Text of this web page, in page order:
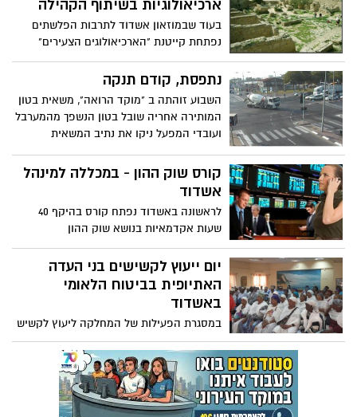
ארכיאולוגיות בשיתוף הקהילה
בעוד שבמוזאון אשדוד לתרבות הפלשתים
נפתחת קייטנת "הארכיאולוגים הצעירים"
מגיעים עמיתיהם המבוגרים ממכון
הארכיאולוגיה של אוניברסיטת תל אביב כדי
העיר הפלישתית בה כזכור נתגלו בתום עונת
החפירות הראשונה בשנת 2013 ממצאים
מרשימים-הקהילה מוזמנת להצטרף לחופרים.
נתפסת, קודם תנקה
השבוע זוהתה ב "מוקד הרואה", משאית בטון
המותירה אחריה שובל בטון הנשפך מהמערבל
ועובדי המפעל ניקו את נתיב המשאית
קורס שוק ההון - במכללה למינהל
אשדוד
לראשונה באשדוד נפתח קורס בהיקף 40
שעות אקדמאיות בנושא שוק ההון
יום ייעוץ לקשישים בני העדה
האתיופית בביטוח הלאומי
באשדוד
במסגרת הפעילות של המחלקה ליעוץ לקשיש
בביטוח לאומי למען קשישי הקהילה באשדוד
התקיים יום מיצוי זכויות לקשישי הקהילה
האתיופית. יום זה התקיים בשיתוף מחלקת
הרווחה ומחלקת הקליטה של עיריית אשדוד